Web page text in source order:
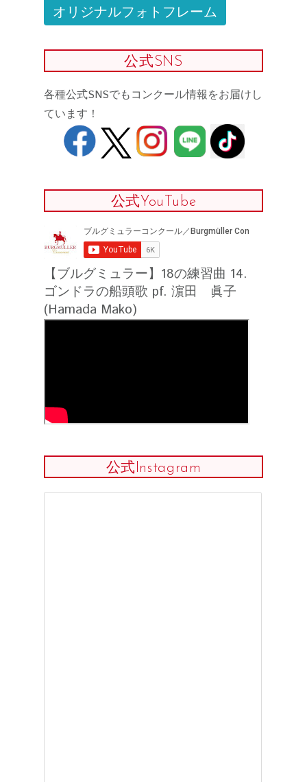
オリジナルフォトフレーム
公式SNS
各種公式SNSでもコンクール情報をお届けし
ています！
公式YouTube
【ブルグミュラー】18の練習曲 14.
ゴンドラの船頭歌 pf. 濵田 眞子
(Hamada Mako)
公式Instagram